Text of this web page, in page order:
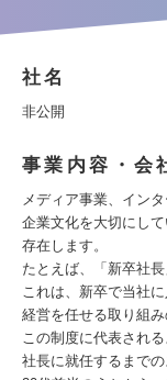
社名
非公開
事業内容・会
メディア事業、イン
企業文化を大切にし
存在します。
たとえば、「新卒社
これは、新卒で当社
経営を任せる取り組み
この制度に代表され
社長に就任するまで